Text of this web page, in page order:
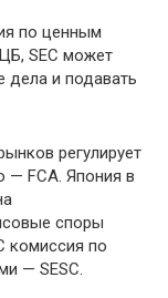
по ценным
SEC может
дела и подавать
регулирует
— FCA. Япония в
споры
комиссия по
— SESC.